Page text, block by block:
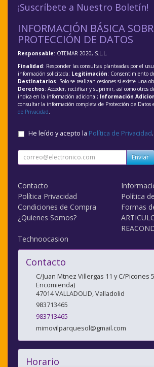
¡Suscríbete a Nuestro Boletín!
INFORMACIÓN BÁSICA
PROTECCIÓN DE DATOS
Responsable: OTEMAR 2020, S.L.L.
Finalidad: Responder las consultas planteadas por el
información solicitada; Legitimación: Consentimiento
Destinatarios: Solo se realizan cesiones si existe una
Derechos: Acceder, rectificar y suprimir, así como otros
indica en la información adicional; Información
consultar la información completa de Protección de Datos
de Privacidad
He leído y acepto la Política de Privacidad.
Enviar
Contacto
Política Privacidad
Política
Condiciones de Compra
Formas
¿Quienes Somos?
Technoocasion
Contacto
C/Juan Mtnez Villergas 11 y C/Picones
Encomienda)
47014VALLADOLID,Valladolid
983713465
983713465
mimovilparquesol@gmail.com
Horario